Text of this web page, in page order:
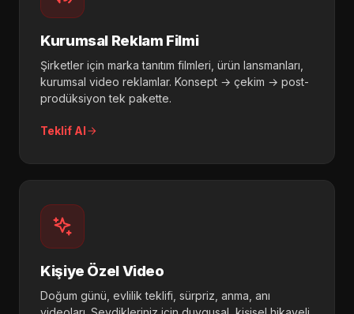
Kurumsal Reklam Filmi
Şirketler için marka tanıtım filmleri, ürün lansmanları,
kurumsal video reklamlar. Konsept → çekim → post-
prodüksiyon tek pakette.
Teklif Al
Kişiye Özel Video
Doğum günü, evlilik teklifi, sürpriz, anma, anı